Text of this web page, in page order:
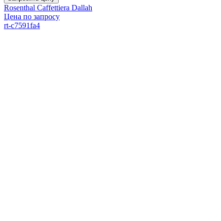
Rosenthal Caffettiera Dallah
Цена по запросу
rt-c7591fa4